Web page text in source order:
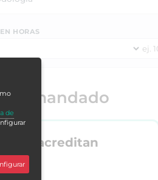
HORAS
demandado
Nos acreditan
de